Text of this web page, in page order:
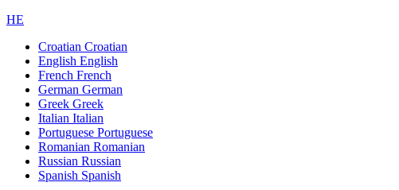
HE
Croatian Croatian
English English
French French
German German
Greek Greek
Italian Italian
Portuguese Portuguese
Romanian Romanian
Russian Russian
Spanish Spanish